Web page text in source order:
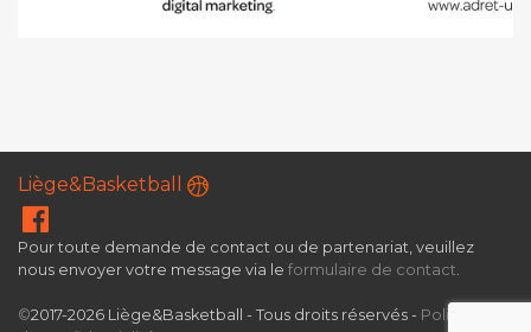
Liège&Basketball
Pour toute demande de contact ou de partenariat, veuillez
nous envoyer votre message via le formulaire de contact.
©2017-2026 Liège&Basketball - Tous droits réservés - Politique